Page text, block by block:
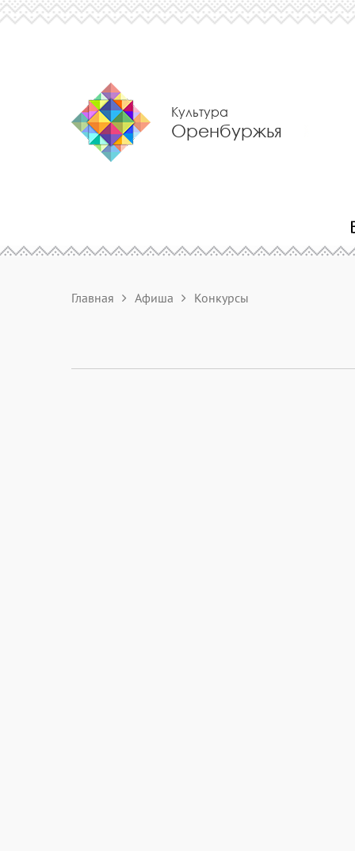
Культура
Оренбуржья
Главная Афиша Конкурсы